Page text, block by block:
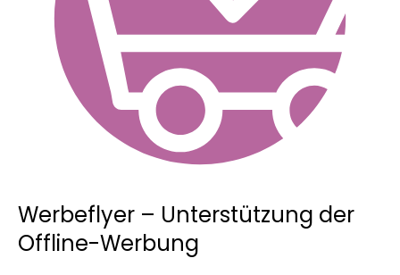
Werbeflyer – Unterstützung der
Offline-Werbung